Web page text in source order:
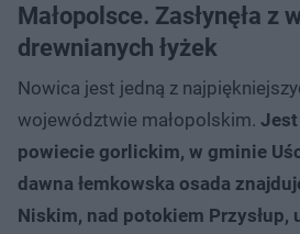
Małopolsce. Zasłynęła z
drewnianych łyżek
Nowica jest jedną z
województwie małopolskim. Jest
powiecie gorlickim, w gminie
dawna łemkowska osada
Niskim, nad potokiem Przysłup,